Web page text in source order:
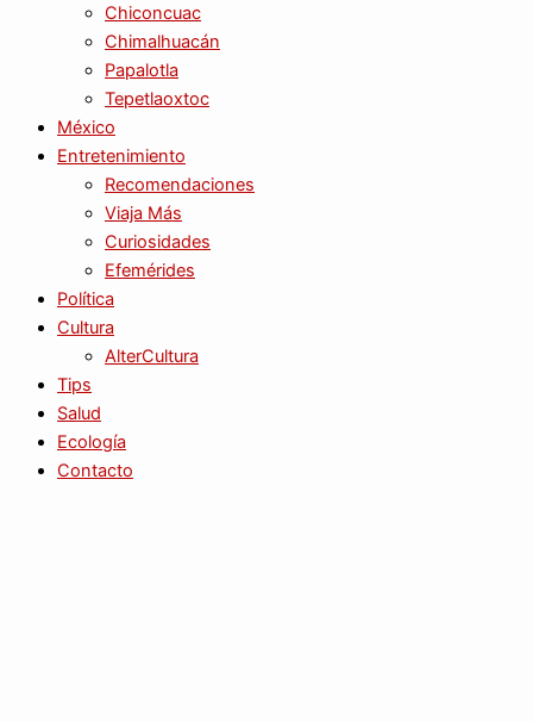
Chiconcuac
Chimalhuacán
Papalotla
Tepetlaoxtoc
México
Entretenimiento
Recomendaciones
Viaja Más
Curiosidades
Efemérides
Política
Cultura
AlterCultura
Tips
Salud
Ecología
Contacto